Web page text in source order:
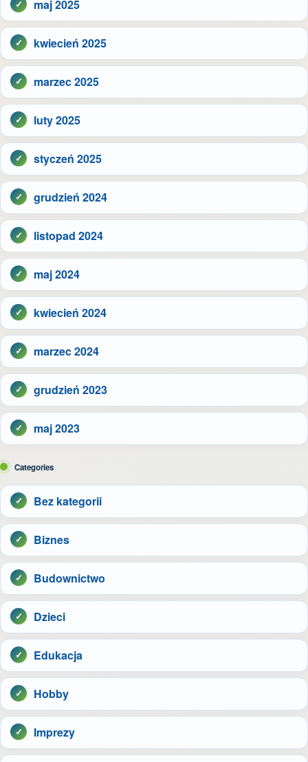
maj 2025
kwiecień 2025
marzec 2025
luty 2025
styczeń 2025
grudzień 2024
listopad 2024
maj 2024
kwiecień 2024
marzec 2024
grudzień 2023
maj 2023
Categories
Bez kategorii
Biznes
Budownictwo
Dzieci
Edukacja
Hobby
Imprezy